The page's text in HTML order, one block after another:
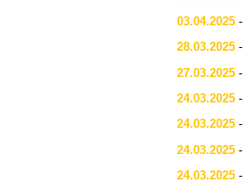
03.04.2025 -
28.03.2025 -
27.03.2025 -
24.03.2025 -
24.03.2025 -
24.03.2025 -
24.03.2025 -